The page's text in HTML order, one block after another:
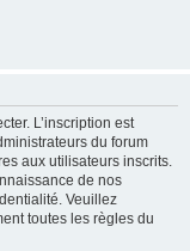
L’inscription est
du forum
aux utilisateurs inscrits.
de nos
Veuillez
toutes les règles du